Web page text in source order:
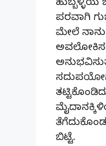
ಹುಬ್ಬಳ್ಳಿಯ
ಪರವಾಗಿ
ಮೇಲೆ
ಸದುಪಯೋಗ
ಬಿಟ್ಟೆ.